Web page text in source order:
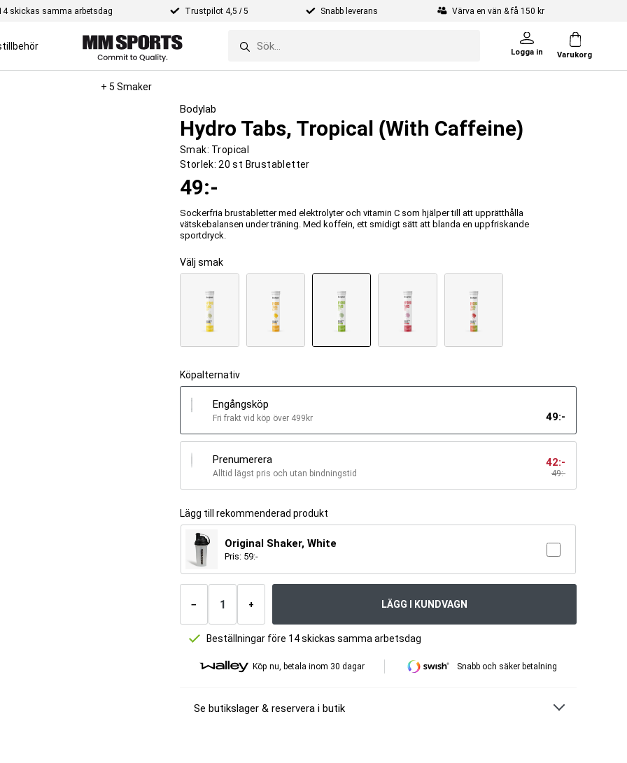
skickas samma arbetsdag Trustpilot 4,5 / 5 Snabb leverans Värva en vän & få 150 kr
Logga in Varukorg
+ 5 Smaker
Bodylab
Hydro Tabs, Tropical (With Caffeine)
Smak: Tropical
Storlek: 20 st Brustabletter
49:-
Sockerfria brustabletter med elektrolyter och vitamin C som hjälper till att upprätthålla
vätskebalansen under träning. Med koffein, ett smidigt sätt att blanda en uppfriskande
sportdryck.
Välj smak
Köpalternativ
Engångsköp
Fri frakt vid köp över 499kr 49:-
Prenumerera
Alltid lägst pris och utan bindningstid 49:-
42:-
Lägg till rekommenderad produkt
Original Shaker, White
Pris: 59:-
−
Antal
+ LÄGG I KUNDVAGN
Beställningar före 14 skickas samma arbetsdag
Köp nu, betala inom 30 dagar Snabb och säker betalning
Se butikslager & reservera i butik